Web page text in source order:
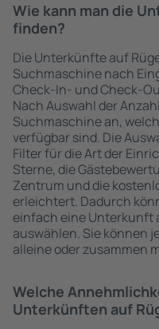
Wie kann man die
finden?
Die Unterkünfte auf
Suchmaschine nach
Check-In- und Check-
Nach Auswahl der
Suchmaschine an,
verfügbar sind. Die
Filter für die Art der
Sterne, die
Zentrum und die
erleichtert. Dadurch
einfach eine Unterkunft
auswählen. Sie können
alleine oder zusammen
Welche
Unterkünften auf